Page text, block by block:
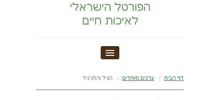
הפורטל הישראלי
לאיכות חיים
חדר כושר דף הבית צרכים מיוחדים הגיל והתרגיל